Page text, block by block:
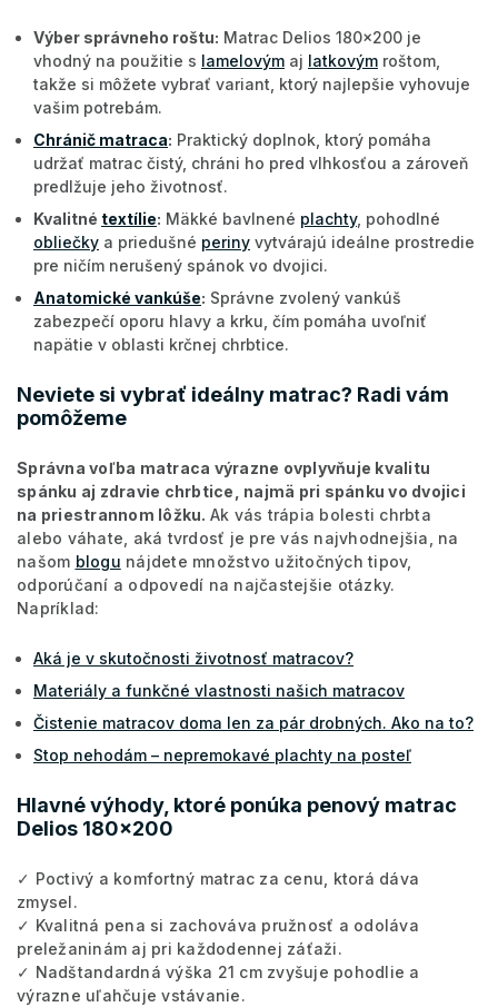
Výber správneho roštu: Matrac Delios 180x200 je
vhodný na použitie s lamelovým aj latkovým roštom,
takže si môžete vybrať variant, ktorý najlepšie vyhovuje
vašim potrebám.
Chránič matraca: Praktický doplnok, ktorý pomáha
udržať matrac čistý, chráni ho pred vlhkosťou a zároveň
predlžuje jeho životnosť.
Kvalitné textílie: Mäkké bavlnené plachty, pohodlné
obliečky a priedušné periny vytvárajú ideálne prostredie
pre ničím nerušený spánok vo dvojici.
Anatomické vankúše: Správne zvolený vankúš
zabezpečí oporu hlavy a krku, čím pomáha uvoľniť
napätie v oblasti krčnej chrbtice.
Neviete si vybrať ideálny matrac? Radi vám
pomôžeme
Správna voľba matraca výrazne ovplyvňuje kvalitu
spánku aj zdravie chrbtice, najmä pri spánku vo dvojici
na priestrannom lôžku. Ak vás trápia bolesti chrbta
alebo váhate, aká tvrdosť je pre vás najvhodnejšia, na
našom blogu nájdete množstvo užitočných tipov,
odporúčaní a odpovedí na najčastejšie otázky.
Napríklad:
Aká je v skutočnosti životnosť matracov?
Materiály a funkčné vlastnosti našich matracov
Čistenie matracov doma len za pár drobných. Ako na to?
Stop nehodám – nepremokavé plachty na posteľ
Hlavné výhody, ktoré ponúka penový matrac
Delios 180x200
✓ Poctivý a komfortný matrac za cenu, ktorá dáva
zmysel.
✓ Kvalitná pena si zachováva pružnosť a odoláva
preležaninám aj pri každodennej záťaži.
✓ Nadštandardná výška 21 cm zvyšuje pohodlie a
výrazne uľahčuje vstávanie.